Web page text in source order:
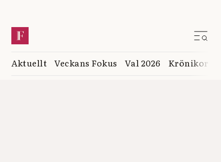
Aktuellt Veckans Fokus Val 2026 Krönikor